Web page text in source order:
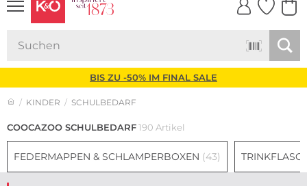
UNSERE APP
CLICK &
BIS ZU -50% IM FINAL SALE
KINDER SCHULBEDARF
COOCAZOO SCHULBEDARF190 Artikel
FEDERMAPPEN & SCHLAMPERBOXEN (43)